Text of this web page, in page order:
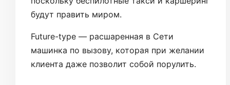
будут править миром.
Future-type — расшаренная в Сети
машинка по вызову, которая при желании
клиента даже позволит собой порулить.